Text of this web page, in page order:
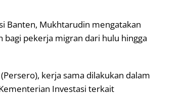
Banten, Mukhtarudin mengatakan
pekerja migran dari hulu hingga
kerja sama dilakukan dalam
Investasi terkait